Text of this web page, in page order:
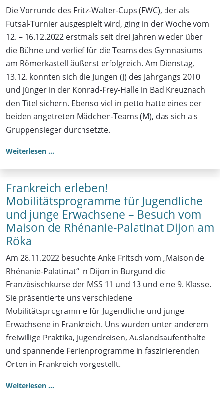
Die Vorrunde des Fritz-Walter-Cups (FWC), der als
Futsal-Turnier ausgespielt wird, ging in der Woche vom
12. – 16.12.2022 erstmals seit drei Jahren wieder über
die Bühne und verlief für die Teams des Gymnasiums
am Römerkastell äußerst erfolgreich. Am Dienstag,
13.12. konnten sich die Jungen (J) des Jahrgangs 2010
und jünger in der Konrad-Frey-Halle in Bad Kreuznach
den Titel sichern. Ebenso viel in petto hatte eines der
beiden angetreten Mädchen-Teams (M), das sich als
Gruppensieger durchsetzte.
Weiterlesen …
Frankreich erleben!
Mobilitätsprogramme für Jugendliche
und junge Erwachsene – Besuch vom
Maison de Rhénanie-Palatinat Dijon am
Röka
Am 28.11.2022 besuchte Anke Fritsch vom „Maison de
Rhénanie-Palatinat“ in Dijon in Burgund die
Französischkurse der MSS 11 und 13 und eine 9. Klasse.
Sie präsentierte uns verschiedene
Mobilitätsprogramme für Jugendliche und junge
Erwachsene in Frankreich. Uns wurden unter anderem
freiwillige Praktika, Jugendreisen, Auslandsaufenthalte
und spannende Ferienprogramme in faszinierenden
Orten in Frankreich vorgestellt.
Weiterlesen …